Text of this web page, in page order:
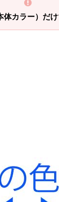
体カラー）だけ